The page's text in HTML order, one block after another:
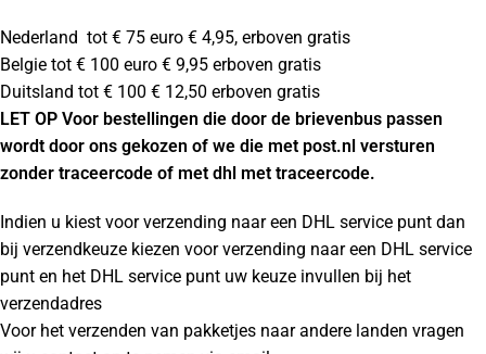
Nederland tot € 75 euro € 4,95, erboven gratis
Belgie tot € 100 euro € 9,95 erboven gratis
Duitsland tot € 100 € 12,50 erboven gratis
LET OP Voor bestellingen die door de brievenbus passen
wordt door ons gekozen of we die met post.nl versturen
zonder traceercode of met dhl met traceercode.
Indien u kiest voor verzending naar een DHL service punt dan
bij verzendkeuze kiezen voor verzending naar een DHL service
punt en het DHL service punt uw keuze invullen bij het
verzendadres
Voor het verzenden van pakketjes naar andere landen vragen